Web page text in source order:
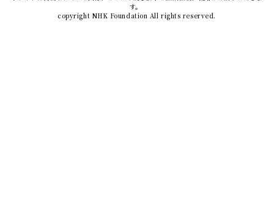
す。
copyright NHK Foundation All rights reserved.